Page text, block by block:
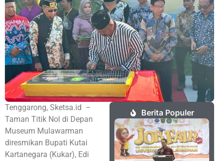
Tenggarong, Sketsa.id –
Taman Titik Nol di Depan
Museum Mulawarman
diresmikan Bupati Kutai
Kartanegara (Kukar), Edi
Berita Populer